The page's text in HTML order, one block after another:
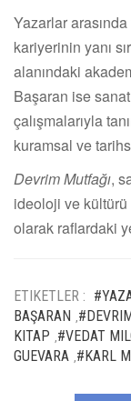
Yazarlar
kariyerinin yanı
alanındaki
Başaran ise
çalışmalarıyla
kuramsal ve
Devrim Mutfağı,
ideoloji ve kültürü
olarak raflardaki
ETIKETLER :
BAŞARAN
KITAP #VEDAT
GUEVARA #KARL